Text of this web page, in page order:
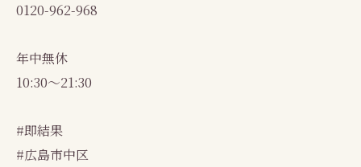
0120-962-968
年中無休
10:30～21:30
#即結果
#広島市中区